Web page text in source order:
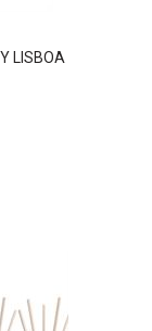
LISBOA